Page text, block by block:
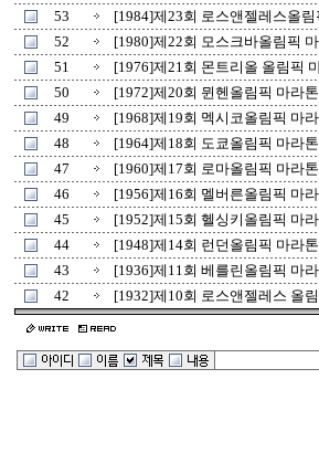
53 [1984]제23회 로스앤젤레스올
52 [1980]제22회 모스크바올림픽
51 [1976]제21회 몬트리올 올림픽
50 [1972]제20회 뮌헨올림픽 마라
49 [1968]제19회 멕시코올림픽 마
48 [1964]제18회 도쿄올림픽 마라
47 [1960]제17회 로마올림픽 마라
46 [1956]제16회 멜버른올림픽 마
45 [1952]제15회 헬싱키올림픽 마
44 [1948]제14회 런던올림픽 마라
43 [1936]제11회 베를린올림픽 마
42 [1932]제10회 로스앤젤레스 올